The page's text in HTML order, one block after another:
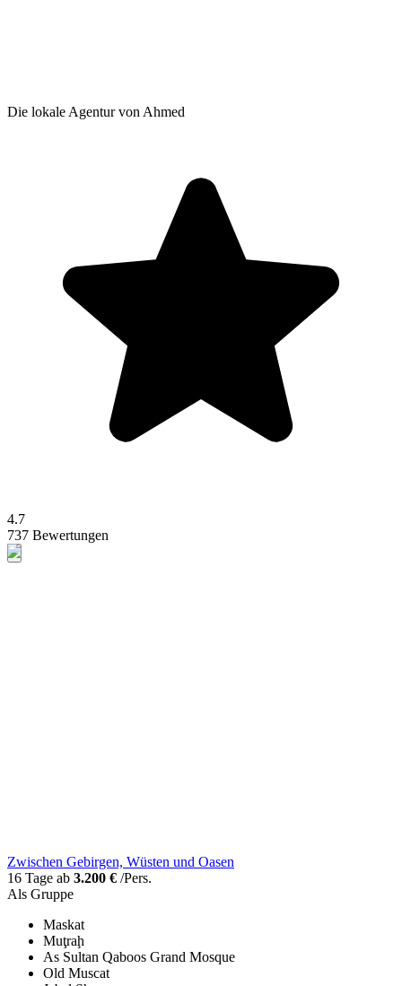
Die lokale Agentur von Ahmed
4.7
737 Bewertungen
Zwischen Gebirgen, Wüsten und Oasen
16 Tage ab 3.200 € /Pers.
Als Gruppe
Maskat
Muţraḩ
As Sultan Qaboos Grand Mosque
Old Muscat